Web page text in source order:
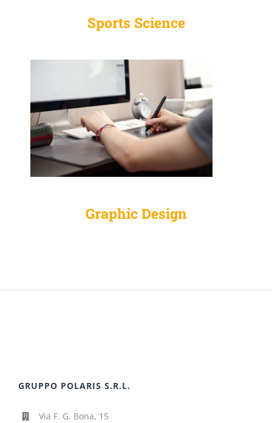
Sports Science
Graphic Design
GRUPPO POLARIS S.R.L.
Via F. G. Bona, 15